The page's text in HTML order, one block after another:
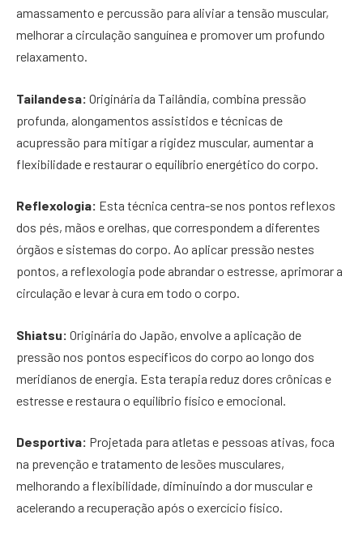
amassamento e percussão para aliviar a tensão muscular,
melhorar a circulação sanguínea e promover um profundo
relaxamento.
Tailandesa: Originária da Tailândia, combina pressão
profunda, alongamentos assistidos e técnicas de
acupressão para mitigar a rigidez muscular, aumentar a
flexibilidade e restaurar o equilíbrio energético do corpo.
Reflexologia: Esta técnica centra-se nos pontos reflexos
dos pés, mãos e orelhas, que correspondem a diferentes
órgãos e sistemas do corpo. Ao aplicar pressão nestes
pontos, a reflexologia pode abrandar o estresse, aprimorar a
circulação e levar à cura em todo o corpo.
Shiatsu: Originária do Japão, envolve a aplicação de
pressão nos pontos específicos do corpo ao longo dos
meridianos de energia. Esta terapia reduz dores crônicas e
estresse e restaura o equilíbrio físico e emocional.
Desportiva: Projetada para atletas e pessoas ativas, foca
na prevenção e tratamento de lesões musculares,
melhorando a flexibilidade, diminuindo a dor muscular e
acelerando a recuperação após o exercício físico.